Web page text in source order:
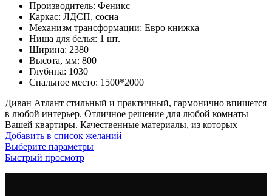
32,400
руб.
–
39,000
Производитель: Феникс
Каркас: ЛДСП, сосна
Механизм трансформации: Евро книжка
Ниша для белья: 1 шт.
Ширина: 2380
Высота, мм: 800
Глубина: 1030
Спальное место: 1500*2000
Диван Атлант стильный и практичный, гармонично впишется
в любой интерьер. Отличное решение для любой комнаты
Вашей квартиры. Качественные материалы, из которых
Добавить в список желаний
Выберите параметрыЭтот
Быстрый просмотр